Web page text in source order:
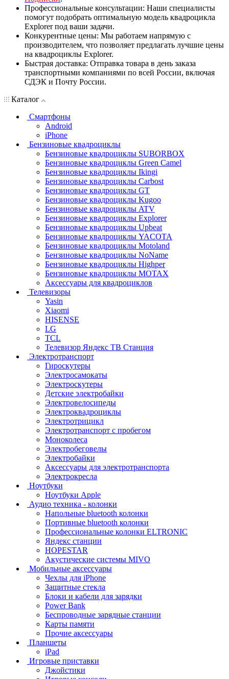
Профессиональные консультации: Наши специалисты
помогут подобрать оптимальную модель квадроцикла
Explorer под ваши задачи.
Конкурентные цены: Мы работаем напрямую с
производителем, что позволяет предлагать лучшие цены
на квадроциклы Explorer.
Быстрая доставка: Отправка товара в день заказа
транспортными компаниями по всей России, включая
СДЭК и Почту России.
Каталог
Смартфоны
Android
iPhone
Бензиновые квадроциклы
Бензиновые квадроциклы SUBORBOX
Бензиновые квадроциклы Green Camel
Бензиновые квадроциклы Ikingi
Бензиновые квадроциклы Carbost
Бензиновые квадроциклы GT
Бензиновые квадроциклы Kugoo
Бензиновые квадроциклы ATV
Бензиновые квадроциклы Explorer
Бензиновые квадроциклы Upbeat
Бензиновые квадроциклы YACOTA
Бензиновые квадроциклы Motoland
Бензиновые квадроциклы NoName
Бензиновые квадроциклы Highper
Бензиновые квадроциклы MOTAX
Аксессуары для квадроциклов
Телевизоры
Yasin
Xiaomi
HISENSE
LG
TCL
Телевизор Яндекс ТВ Станция
Электротранспорт
Гироскутеры
Электросамокаты
Электроскутеры
Детские электробайки
Электровелосипеды
Электроквадроциклы
Электротрицикл
Электротранспорт с пробегом
Моноколеса
Электробеговелы
Электробайки
Аксессуары для электротранспорта
Электрокресла
Ноутбуки
Ноутбуки Apple
Аудио техника - колонки
Напольные bluetooth колонки
Портивные bluetooth колонки
Профессиональные колонки ELTRONIC
Яндекс станции
HOPESTAR
Акустические системы MIVO
Мобильные аксессуары
Чехлы для iPhone
Защитные стекла
Блоки и кабели для зарядки
Power Bank
Беспроводные зарядные станции
Карты памяти
Прочие аксессуары
Планшеты
iPad
Игровые приставки
Джойстики